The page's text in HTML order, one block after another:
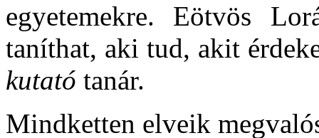
egyetemekre. Eötvös
taníthat, aki tud, akit
kutató tanár.
Mindketten elveik